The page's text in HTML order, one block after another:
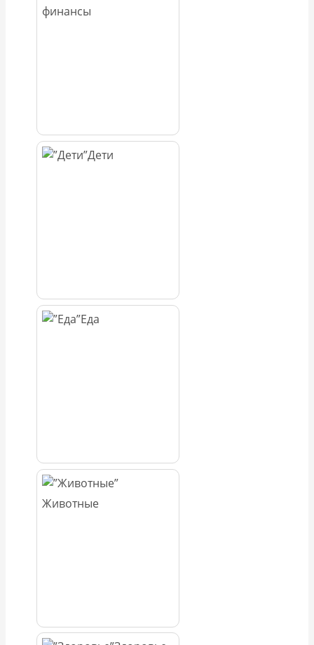
финансы
Дети
Еда
Животные